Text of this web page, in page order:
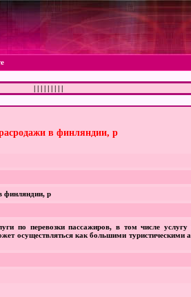
| | | | | | | | |
в финляндии, р
финляндии, р
по перевозки пассажиров, в том числе услугу
осуществляться как большими туристическими